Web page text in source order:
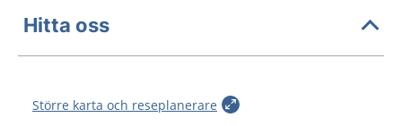
Hitta oss
Större karta och reseplanerare